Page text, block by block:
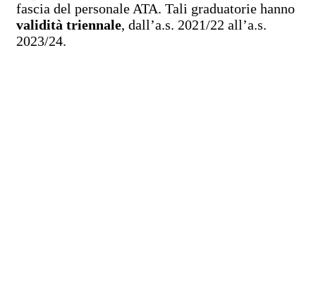
fascia del personale ATA. Tali graduatorie hanno
validità triennale, dall’a.s. 2021/22 all’a.s.
2023/24.